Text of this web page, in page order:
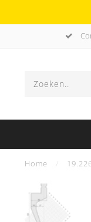
Home